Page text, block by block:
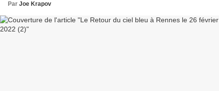
Par Joe Krapov